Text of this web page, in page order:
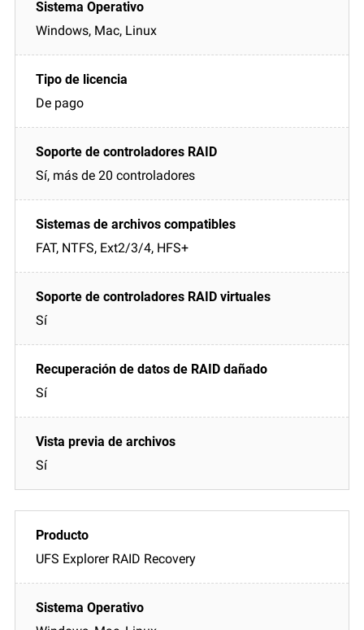
Windows, Mac, Linux
De pago
Sí, más de 20 controladores
FAT, NTFS, Ext2/3/4, HFS+
Sí
Sí
Sí
UFS Explorer RAID Recovery